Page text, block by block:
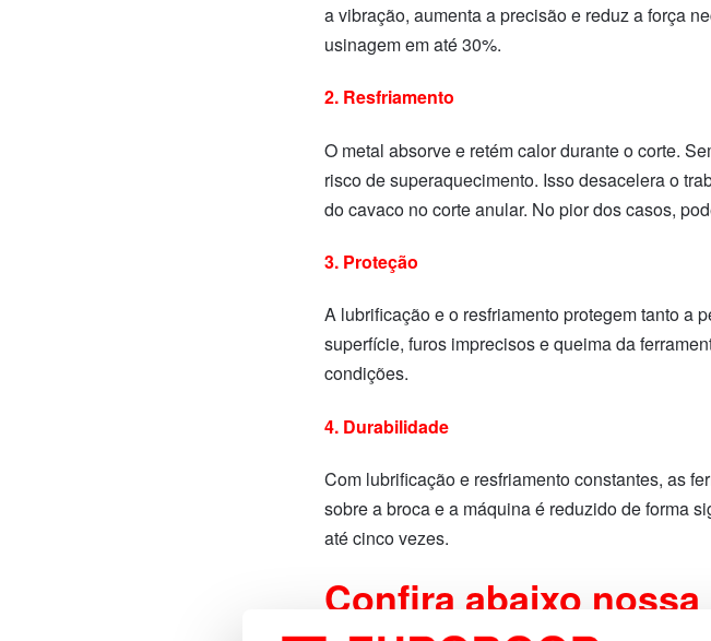
a vibração, aumenta a precisão e reduz a força
usinagem em até 30%.
2. Resfriamento
O metal absorve e retém calor durante o corte.
risco de superaquecimento. Isso desacelera o
do cavaco no corte anular. No pior dos casos,
3. Proteção
A lubrificação e o resfriamento protegem tanto a
superfície, furos imprecisos e queima da
condições.
4. Durabilidade
Com lubrificação e resfriamento constantes, as
sobre a broca e a máquina é reduzido de forma
até cinco vezes.
Confira abaixo